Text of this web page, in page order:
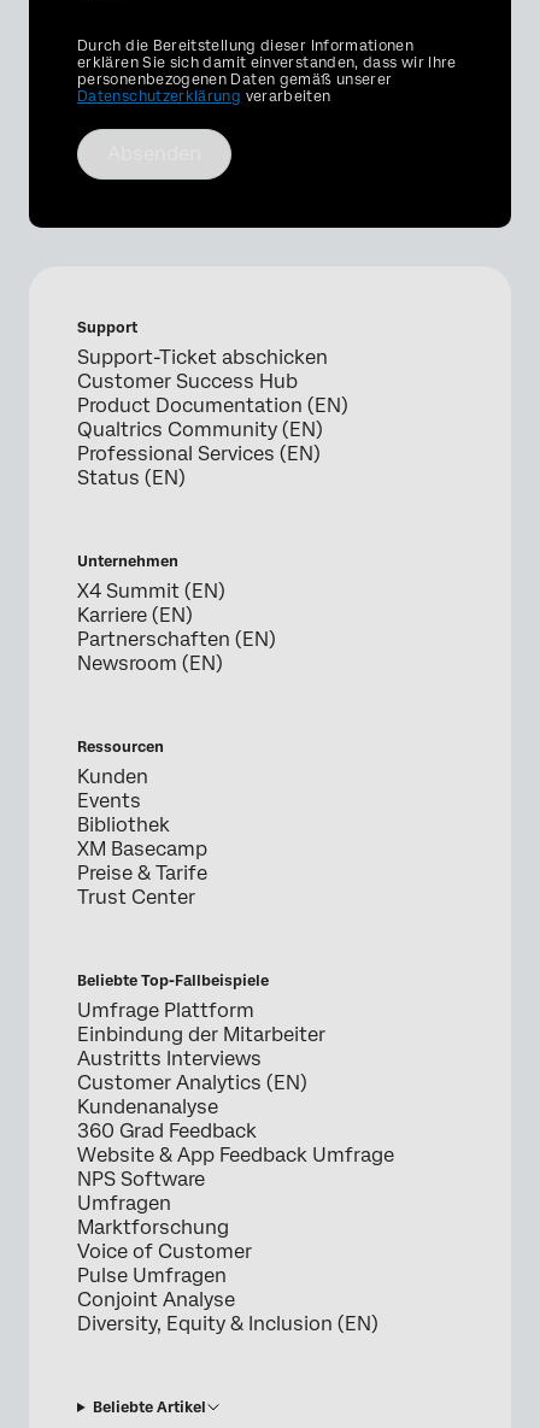
Privacy
Optin
Durch die Bereitstellung dieser Informationen
erklären Sie sich damit einverstanden, dass wir Ihre
personenbezogenen Daten gemäß unserer
Datenschutzerklärung verarbeiten
Support
Support-Ticket abschicken
Customer Success Hub
Product Documentation (EN)
Qualtrics Community (EN)
Professional Services (EN)
Status (EN)
Unternehmen
X4 Summit (EN)
Karriere (EN)
Partnerschaften (EN)
Newsroom (EN)
Ressourcen
Kunden
Events
Bibliothek
XM Basecamp
Preise & Tarife
Trust Center
Beliebte Top-Fallbeispiele
Umfrage Plattform
Einbindung der Mitarbeiter
Austritts Interviews
Customer Analytics (EN)
Kundenanalyse
360 Grad Feedback
Website & App Feedback Umfrage
NPS Software
Umfragen
Marktforschung
Voice of Customer
Pulse Umfragen
Conjoint Analyse
Diversity, Equity & Inclusion (EN)
Beliebte Artikel